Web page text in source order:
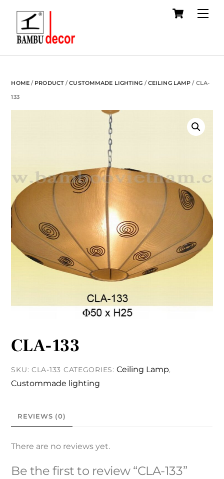
content
Cart
HOME/ PRODUCT /CUSTOMMADE LIGHTING /CEILING LAMP / CLA-
133
CLA-133
SKU:CLA-133 CATEGORIES:Ceiling Lamp,
Custommade lighting
REVIEWS (0)
There are no reviews yet.
Be the first to review “CLA-133”